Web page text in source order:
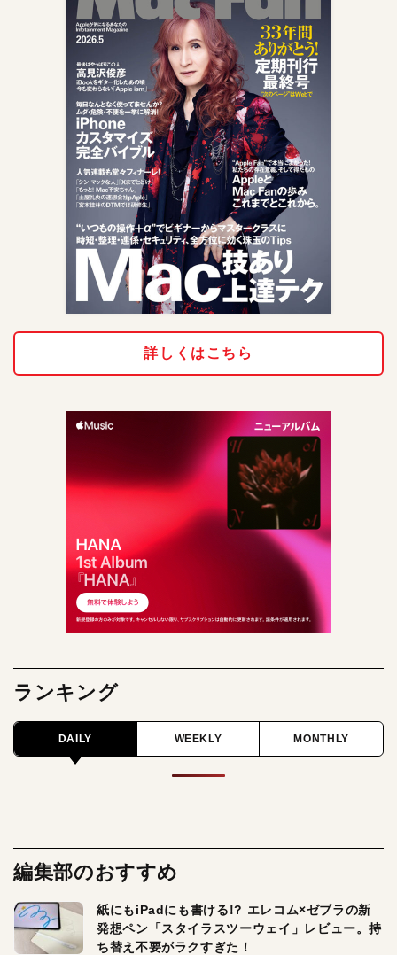
詳しくはこちら
ランキング
DAILY WEEKLY MONTHLY
編集部のおすすめ
紙にもiPadにも書ける!? エレコム×ゼブラの新
発想ペン「スタイラスツーウェイ」レビュー。持
ち替え不要がラクすぎた！